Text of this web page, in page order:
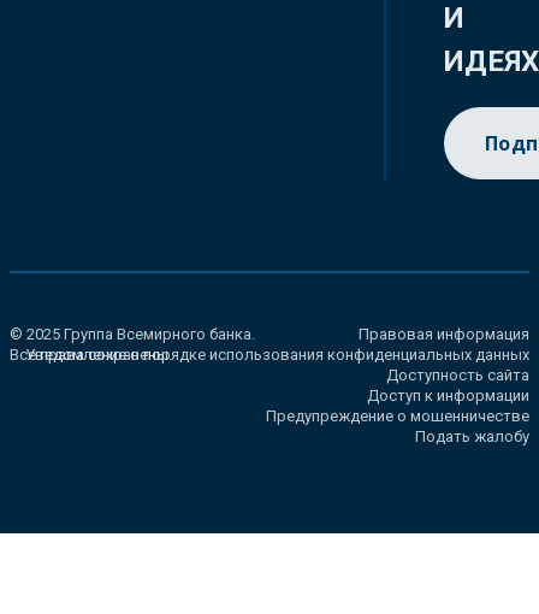
И
ИДЕЯХ
© 2025 Группа Всемирного банка.
Все права сохранены.
Правовая информация
Уведомление о порядке использования конфиденциальных данных
Доступность сайта
Доступ к информации
Предупреждение о мошенничестве
Подать жалобу